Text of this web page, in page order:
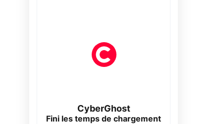
CyberGhost
Fini les temps de chargement